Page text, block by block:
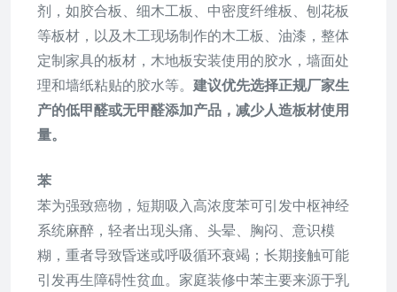
剂，如胶合板、细木工板、中密度纤维板、刨花板
等板材，以及木工现场制作的木工板、油漆，整体
定制家具的板材，木地板安装使用的胶水，墙面处
理和墙纸粘贴的胶水等。建议优先选择正规厂家生
产的低甲醛或无甲醛添加产品，减少人造板材使用
量。
苯
苯为强致癌物，短期吸入高浓度苯可引发中枢神经
系统麻醉，轻者出现头痛、头晕、胸闷、意识模
糊，重者导致昏迷或呼吸循环衰竭；长期接触可能
引发再生障碍性贫血。家庭装修中苯主要来源于乳